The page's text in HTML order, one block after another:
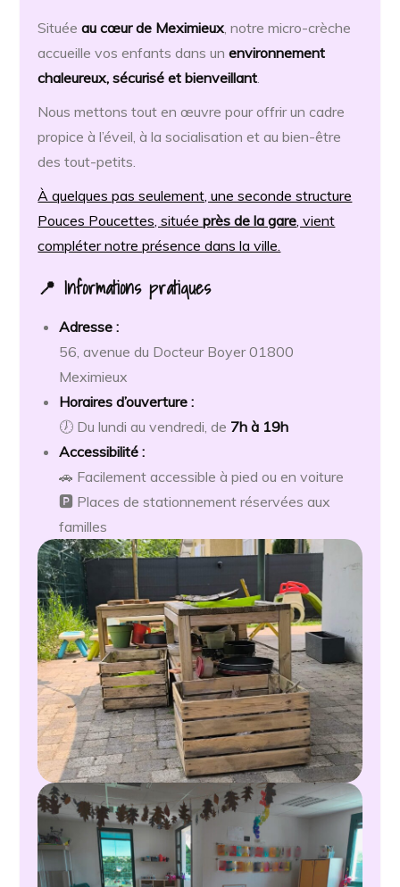
Situéeau cœur de Meximieux, notre micro-crèche
accueille vos enfants dans unenvironnement
chaleureux, sécurisé et bienveillant.
Nous mettons tout en œuvre pour offrir un cadre
propice à l’éveil, à la socialisation et au bien-être
des tout-petits.
À quelques pas seulement, une seconde structure
Pouces Poucettes, situéeprès de la gare, vient
compléter notre présence dans la ville.
📍 Informations pratiques
Adresse :
56, avenue du Docteur Boyer 01800
Meximieux
Horaires d’ouverture :
🕖 Du lundi au vendredi, de 7h à 19h
Accessibilité :
🚗 Facilement accessible à pied ou en voiture
🅿️ Places de stationnement réservées aux
familles